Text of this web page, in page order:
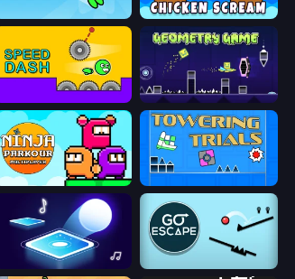
Adventure Jumper Chicken Scream
Geometry Game
Ninja Parkour Multiplayer
Tile Jumper 3D